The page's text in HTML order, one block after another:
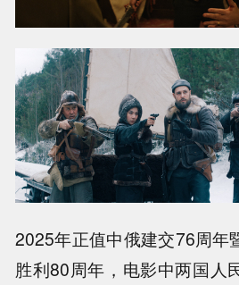
2025年正值中俄建交76周年
胜利80周年，电影中两国人